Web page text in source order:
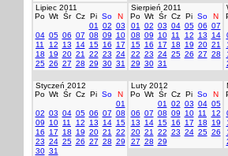
Lipiec 2011
Po Wt Śr Cz Pi So
N
01
02 03
04 05 06 07 08 09
10
11
12 13 14 15 16
17
18
19 20 21 22 23 24
25 26 27 28 29 30 31
Sierpień 2011
Po Wt Śr Cz Pi So
N
01
02 03 04 05 06 07
08 09 10 11 12 13
14
15 16 17 18 19 20 21
22 23 24 25 26 27 28
29 30 31
Styczeń 2012
Po Wt Śr Cz Pi So
N
01
02 03 04 05 06 07 08
09
10 11 12 13 14 15
16
17 18 19 20 21
22
23 24 25 26 27 28 29
30 31
Luty 2012
Po Wt Śr Cz Pi So
N
01
02 03 04 05
06 07 08 09 10 11
12
13
14 15 16 17 18
19
20 21 22 23 24 25 26
27 28 29